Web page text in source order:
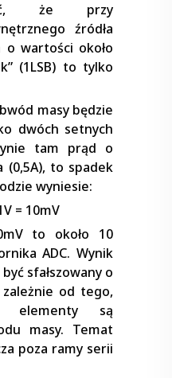
że przy
źródła
o wartości około
(1LSB) to tylko
masy będzie
dwóch setnych
tam prąd o
(0,5A), to spadek
wyniesie:
= 10mV
to około 10
ADC. Wynik
sfałszowany o
od tego,
elementy są
masy. Temat
poza ramy serii